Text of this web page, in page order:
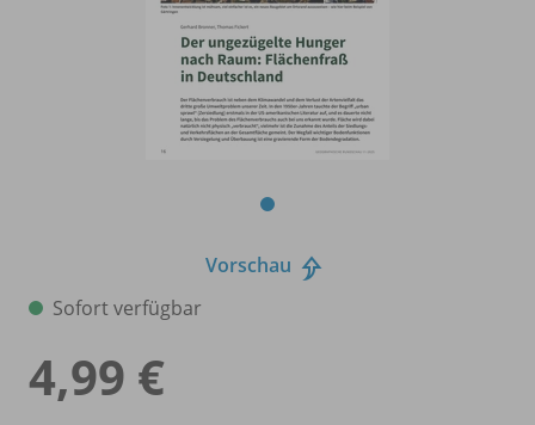
Vorschau
Sofort verfügbar
4,99 €